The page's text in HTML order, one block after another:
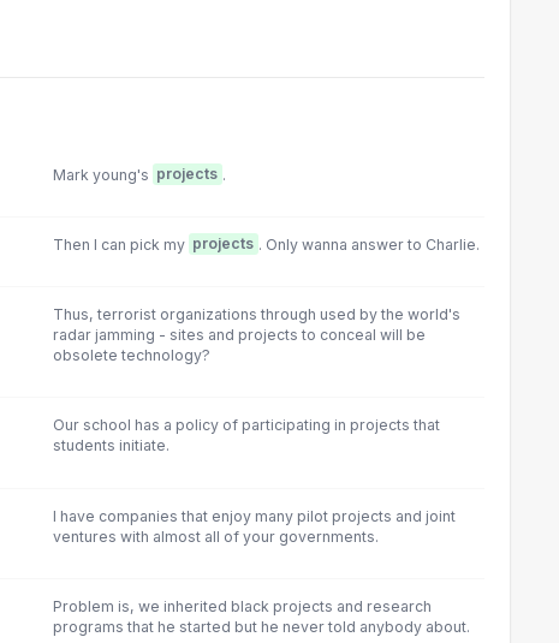
Mark young's projects .
Then I can pick my projects . Only wanna answer to Charlie.
Thus, terrorist organizations through used by the world's
radar jamming - sites and projects to conceal will be
obsolete technology?
Our school has a policy of participating in projects that
students initiate.
I have companies that enjoy many pilot projects and joint
ventures with almost all of your governments.
Problem is, we inherited black projects and research
programs that he started but he never told anybody about.